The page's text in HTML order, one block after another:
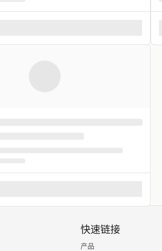
快速链接
产品